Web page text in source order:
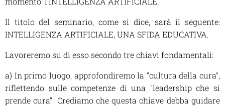
Il titolo del seminario, come si dice, sarà il seguente:
INTELLIGENZA ARTIFICIALE, UNA SFIDA EDUCATIVA.
Lavoreremo su di esso secondo tre chiavi fondamentali:
a) In primo luogo, approfondiremo la "cultura della cura",
riflettendo sulle competenze di una "leadership che si
prende cura". Crediamo che questa chiave debba guidare